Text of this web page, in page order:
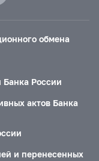
обмена
России
актов Банка
и перенесенных